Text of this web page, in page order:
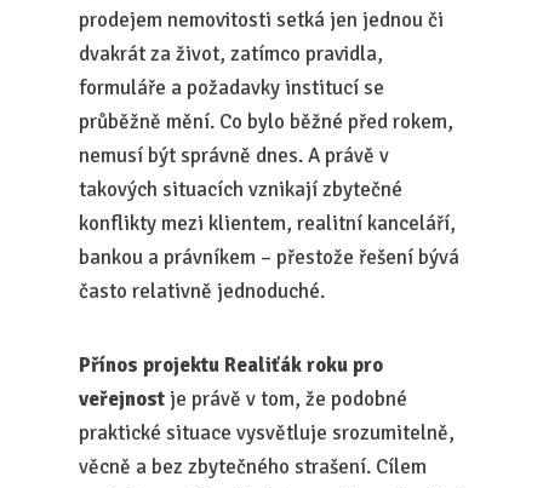
prodejem nemovitosti setká jen jednou či
dvakrát za život, zatímco pravidla,
formuláře a požadavky institucí se
průběžně mění. Co bylo běžné před rokem,
nemusí být správně dnes. A právě v
takových situacích vznikají zbytečné
konflikty mezi klientem, realitní kanceláří,
bankou a právníkem – přestože řešení bývá
často relativně jednoduché.
Přínos projektu Realiťák roku pro
veřejnostje právě v tom, že podobné
praktické situace vysvětluje srozumitelně,
věcně a bez zbytečného strašení. Cílem